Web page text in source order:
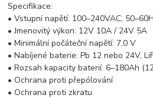
Specifikace:
• Vstupní napětí: 100–240VAC,
• Jmenovitý výkon: 12V 10A / 24V 5A
• Minimální počáteční napětí: 7,0 V
• Nabíjené baterie: Pb 12 nebo 24V,
• Rozsah kapacity baterií: 6–180Ah
• Ochrana proti přepólování
• Ochrana proti zkratu